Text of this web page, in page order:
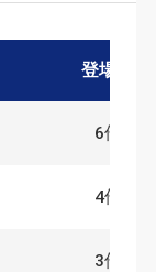
登場数
6件
4件
3件